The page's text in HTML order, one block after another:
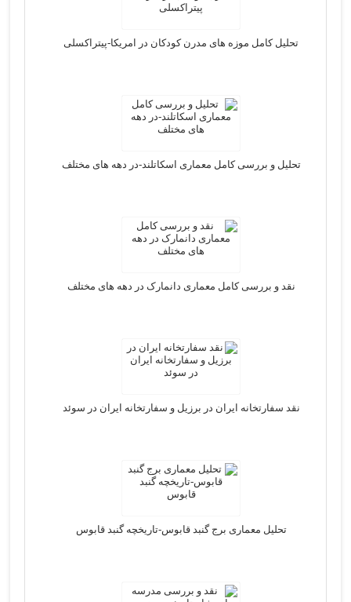
تحلیل کامل موزه های مدرن کودکان در امریکا-پیتراکسلی
تحلیل و بررسی کامل معماری اسکاتلند-در دهه های مختلف
نقد و بررسی کامل معماری دانمارک در دهه های مختلف
نقد سفارتخانه ایران در برزیل و سفارتخانه ایران در سوئد
تحلیل معماری برج گنبد قابوس-تاریخچه گنبد قابوس